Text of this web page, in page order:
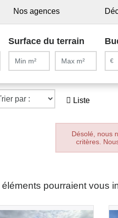
Nos agences
Surface du terrain
Liste
Désolé, nous
critères.
éléments pourraient vous